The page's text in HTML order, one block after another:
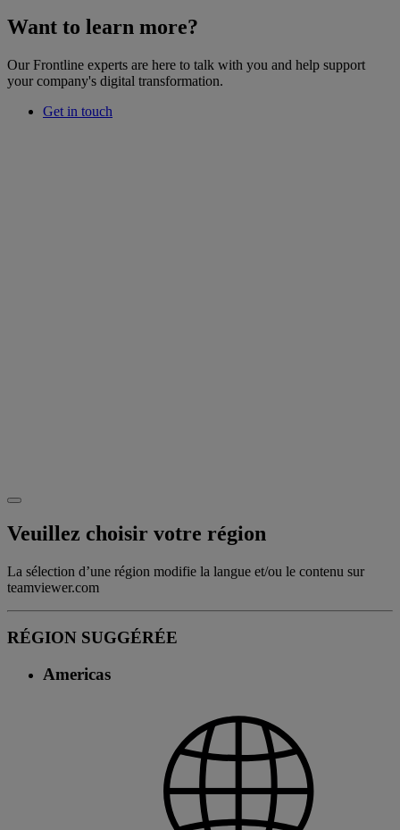
Want to learn more?
Our Frontline experts are here to talk with you and help support
your company's digital transformation.
Get in touch
Veuillez choisir votre région
La sélection d’une région modifie la langue et/ou le contenu sur
teamviewer.com
RÉGION SUGGÉRÉE
Americas